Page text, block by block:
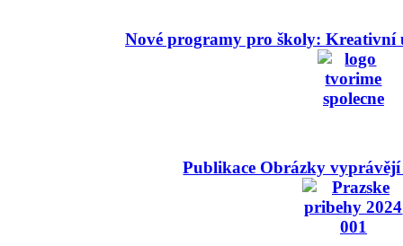
Nové programy pro školy: Kreativní
Publikace Obrázky